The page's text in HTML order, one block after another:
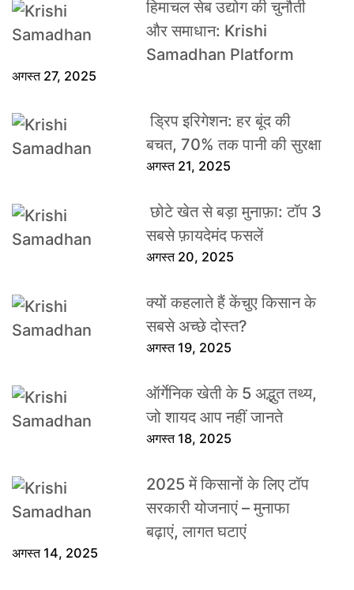
हिमाचल सेब उद्योग की चुनौती
और समाधान: Krishi
Samadhan Platform
अगस्त 27, 2025
ड्रिप इरिगेशन: हर बूंद की
बचत, 70% तक पानी की सुरक्षा
अगस्त 21, 2025
छोटे खेत से बड़ा मुनाफ़ा: टॉप 3
सबसे फ़ायदेमंद फसलें
अगस्त 20, 2025
क्यों कहलाते हैं केंचुए किसान के
सबसे अच्छे दोस्त?
अगस्त 19, 2025
ऑर्गेनिक खेती के 5 अद्भुत तथ्य,
जो शायद आप नहीं जानते
अगस्त 18, 2025
2025 में किसानों के लिए टॉप
सरकारी योजनाएं – मुनाफा
बढ़ाएं, लागत घटाएं
अगस्त 14, 2025